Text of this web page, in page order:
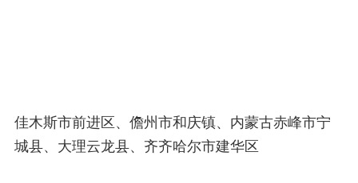
佳木斯市前进区、儋州市和庆镇、内蒙古赤峰市宁
城县、大理云龙县、齐齐哈尔市建华区